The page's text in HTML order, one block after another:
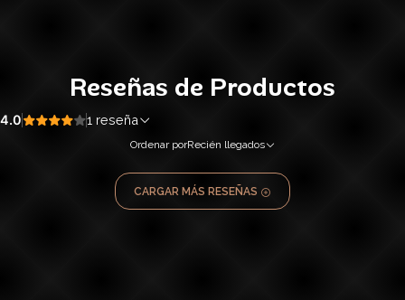
Reseñas de Productos
4.0 1 reseña
Ordenar porRecién llegados
CARGAR MÁS RESEÑAS